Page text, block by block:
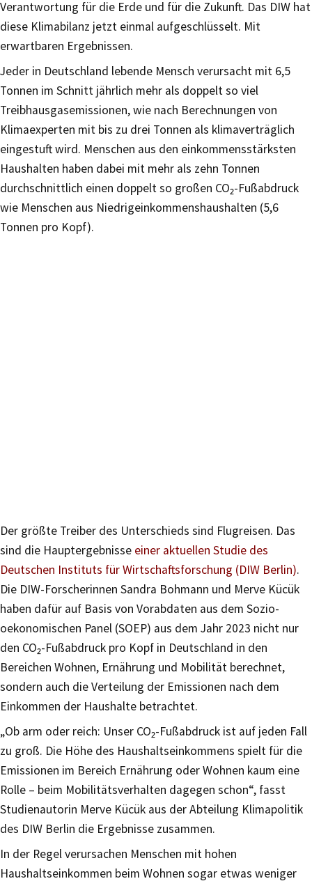
Verantwortung für die Erde und für die Zukunft. Das DIW hat
diese Klimabilanz jetzt einmal aufgeschlüsselt. Mit
erwartbaren Ergebnissen.
Jeder in Deutschland lebende Mensch verursacht mit 6,5
Tonnen im Schnitt jährlich mehr als doppelt so viel
Treibhausgasemissionen, wie nach Berechnungen von
Klimaexperten mit bis zu drei Tonnen als klimaverträglich
eingestuft wird. Menschen aus den einkommensstärksten
Haushalten haben dabei mit mehr als zehn Tonnen
durchschnittlich einen doppelt so großen CO₂-Fußabdruck
wie Menschen aus Niedrigeinkommenshaushalten (5,6
Tonnen pro Kopf).
Der größte Treiber des Unterschieds sind Flugreisen. Das
sind die Hauptergebnisse einer aktuellen Studie des
Deutschen Instituts für Wirtschaftsforschung (DIW Berlin).
Die DIW-Forscherinnen Sandra Bohmann und Merve Kücük
haben dafür auf Basis von Vorabdaten aus dem Sozio-
oekonomischen Panel (SOEP) aus dem Jahr 2023 nicht nur
den CO₂-Fußabdruck pro Kopf in Deutschland in den
Bereichen Wohnen, Ernährung und Mobilität berechnet,
sondern auch die Verteilung der Emissionen nach dem
Einkommen der Haushalte betrachtet.
„Ob arm oder reich: Unser CO₂-Fußabdruck ist auf jeden Fall
zu groß. Die Höhe des Haushaltseinkommens spielt für die
Emissionen im Bereich Ernährung oder Wohnen kaum eine
Rolle – beim Mobilitätsverhalten dagegen schon“, fasst
Studienautorin Merve Kücük aus der Abteilung Klimapolitik
des DIW Berlin die Ergebnisse zusammen.
In der Regel verursachen Menschen mit hohen
Haushaltseinkommen beim Wohnen sogar etwas weniger